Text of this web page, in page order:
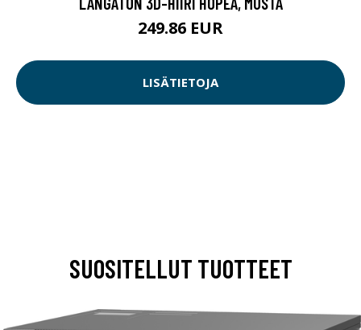
249.86 EUR
LISÄTIETOJA
SUOSITELLUT TUOTTEET